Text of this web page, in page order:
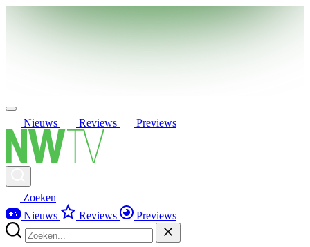
Nieuws Reviews Previews
Zoeken
Nieuws
Reviews Previews